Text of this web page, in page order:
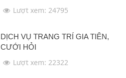
Lượt xem: 24795
DỊCH VỤ TRANG TRÍ GIA TIÊN,
CƯỚI HỎI
Lượt xem: 22322